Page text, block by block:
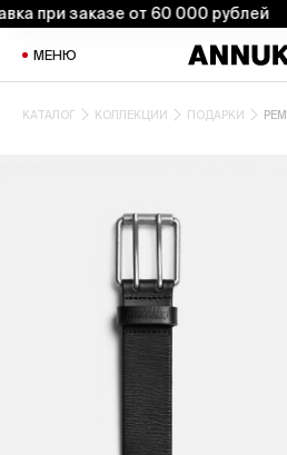
при заказе от 60 000 рублей
МЕНЮ
КАТАЛОГ КОЛЛЕКЦИИ ПОДАРКИ